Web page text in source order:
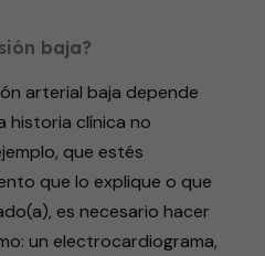
baja?
arterial baja depende
historia clínica no
que estés
que lo explique o que
es necesario hacer
un electrocardiograma,